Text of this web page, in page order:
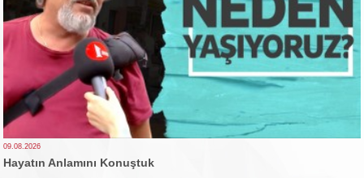
09.08.2026
Hayatın Anlamını Konuştuk